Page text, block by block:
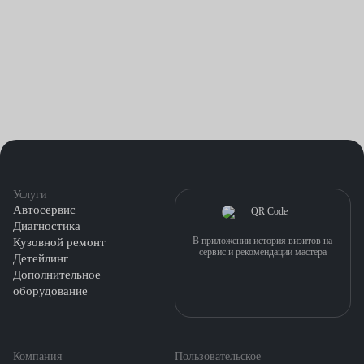
Услуги
Автосервис
Диагностика
Кузовной ремонт
Детейлинг
Дополнительное
оборудование
Компания
Пользовательское
В приложении история визитов на
сервис и рекомендации мастера